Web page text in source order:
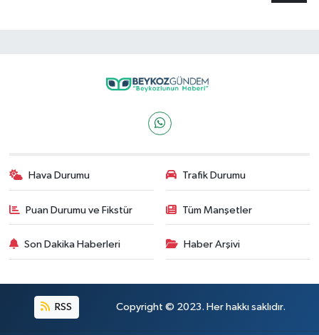
Hava Durumu Trafik Durumu
Puan Durumu ve Fikstür Tüm Manşetler
Son Dakika Haberleri Haber Arşivi
RSS Copyright © 2023. Her hakkı saklıdır.